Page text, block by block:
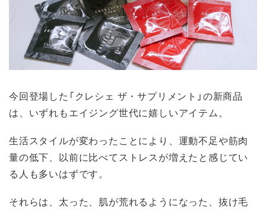
今回登場した「クレシェ ザ・サプリメント」の新商品
は、いずれもエイジング世代に嬉しいアイテム。
生活スタイルが変わったことにより、運動不足や筋肉
量の低下、以前に比べてストレスが増えたと感じてい
る人も多いはずです。
それらは、太った、肌が荒れるようになった、抜け毛